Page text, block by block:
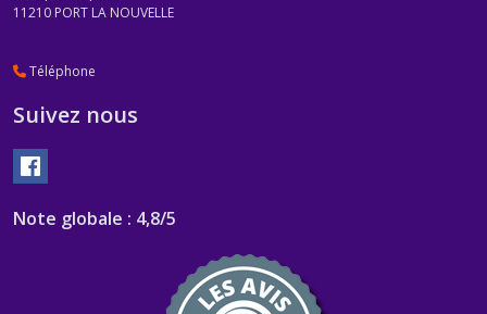
11210 PORT LA NOUVELLE
Téléphone
Suivez nous
Note globale : 4,8/5